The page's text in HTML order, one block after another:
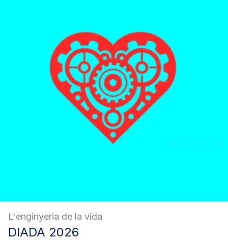
L'enginyeria de la vida
DIADA 2026